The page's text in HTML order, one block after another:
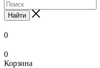
Найти
0
0
Корзина